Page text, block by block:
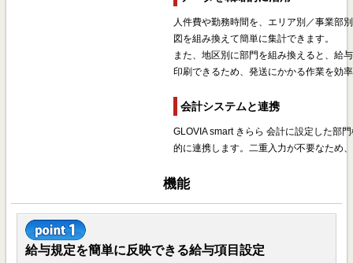
人件費や勤務時間を、エリア別／事業部
図を組み換えて簡単に集計できます。
また、地区別に部門を組み換えると、給
印刷できるため、発送にかかる作業を効
会計システムと連携
GLOVIA smart きらら 会計に設定した部
的に連携します。二重入力が不要なため
機能
給与規定を簡単に反映できる給与項目設定